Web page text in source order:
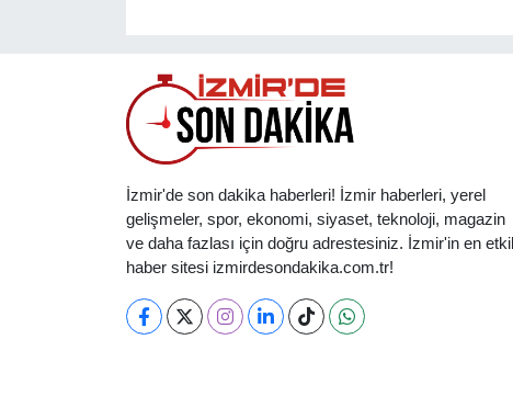
İzmir'de son dakika haberleri! İzmir haberleri, yerel
gelişmeler, spor, ekonomi, siyaset, teknoloji, magazin
ve daha fazlası için doğru adrestesiniz. İzmir'in en
haber sitesi izmirdesondakika.com.tr!